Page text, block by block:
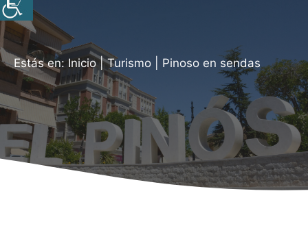
Estás en: Inicio|Turismo Pinoso en sendas